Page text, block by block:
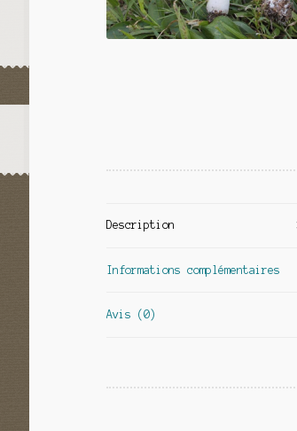
Description
Informations complémentaires
Avis (0)